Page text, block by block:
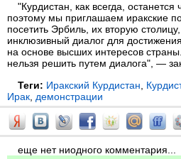
"Курдистан, как всегда,
поэтому мы приглашаем иракские
посетить Эрбиль, их вторую
инклюзивный диалог для
на основе высших интересов
нельзя решить путем диалога", —
Теги: Иракский Курдистан
Ирак демонстрации
еще нет ниодного комментария...